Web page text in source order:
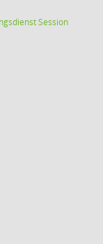
Session(Wird in